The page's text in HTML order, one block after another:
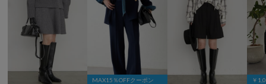
MAX15％OFFクーポン ￥